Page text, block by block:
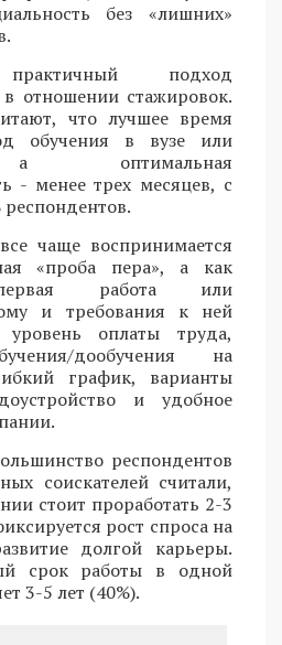
без «лишних»
подход
отношении стажировок.
что лучшее время
обучения в вузе или
оптимальная
- менее трех месяцев, с
респондентов.
чаще воспринимается
«проба пера», а как
работа или
и требования к ней
уровень оплаты труда,
дообучения на
график, варианты
и удобное
респондентов
соискателей считали,
стоит проработать 2-3
рост спроса на
долгой карьеры.
срок работы в одной
3-5 лет (40%).